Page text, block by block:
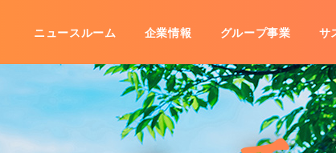
ニュースルーム 企業情報 グループ事業 サ